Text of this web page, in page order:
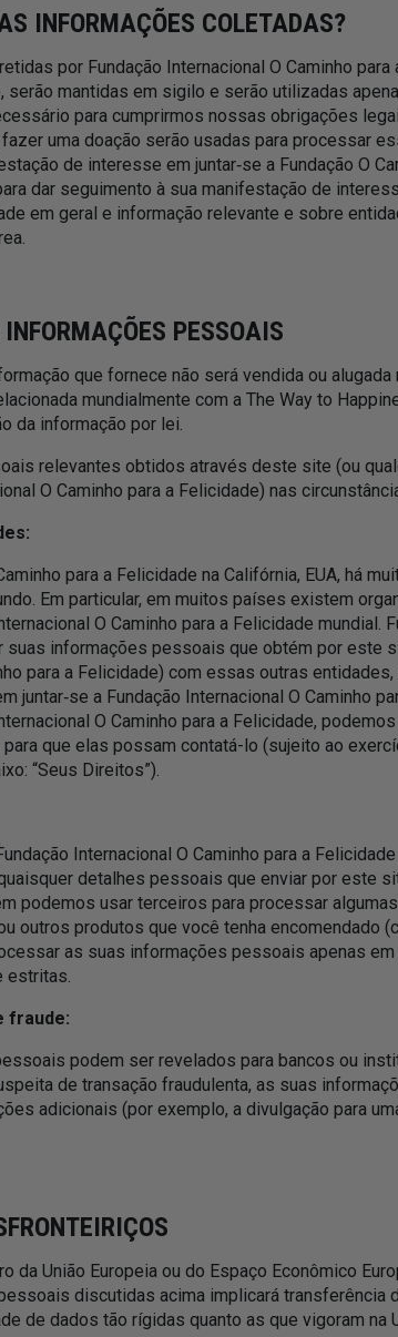
INFORMAÇÕES COLETADAS?
por Fundação Internacional O Caminho
serão mantidas em sigilo e serão utilizadas
para cumprirmos nossas obrigações
uma doação serão usadas para processar
de interesse em juntar‑se a Fundação O
dar seguimento à sua manifestação de
em geral e informação relevante e sobre
PESSOAIS
que fornece não será vendida ou
mundialmente com a The Way to
da informação por lei.
relevantes obtidos através deste site (ou
O Caminho para a Felicidade) nas
para a Felicidade na Califórnia, EUA, há
Em particular, em muitos países existem
O Caminho para a Felicidade mundial.
suas informações pessoais que obtém por este
para a Felicidade) com essas outras
juntar‑se a Fundação Internacional O Caminho
O Caminho para a Felicidade,
que elas possam contatá-lo (sujeito ao
“Seus Direitos”).
Internacional O Caminho para a
detalhes pessoais que enviar por este
podemos usar terceiros para processar
outros produtos que você tenha encomendado
as suas informações pessoais apenas
estritas.
fraude:
podem ser revelados para bancos ou
de transação fraudulenta, as suas
adicionais (por exemplo, a divulgação para
da União Europeia ou do Espaço Econômico
discutidas acima implicará transferência
de dados tão rígidas quanto as que vigoram na